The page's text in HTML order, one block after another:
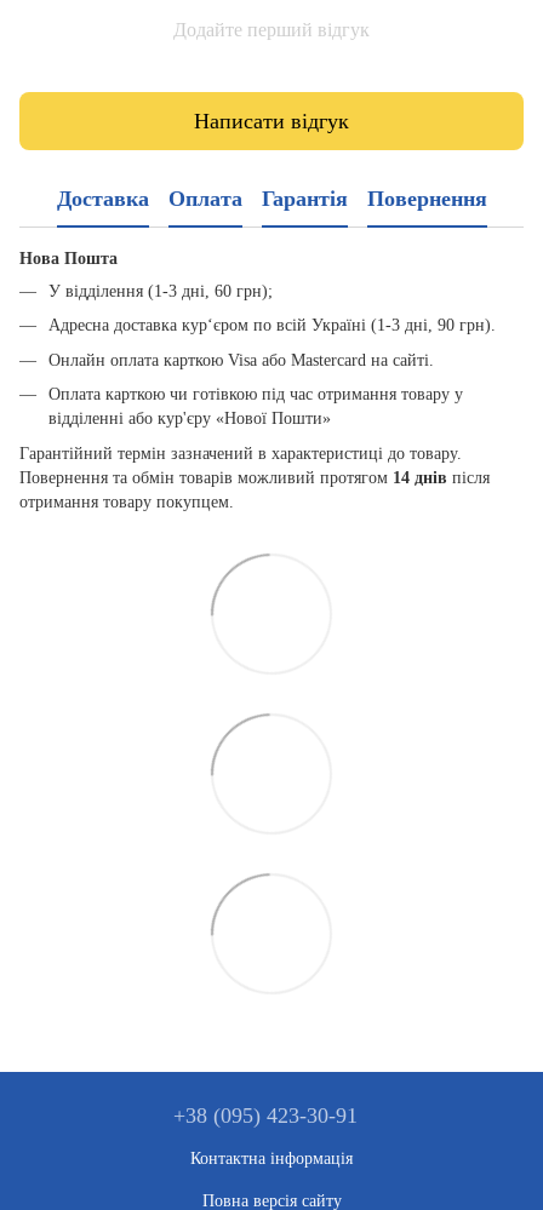
Додайте перший відгук
Написати відгук
Доставка Оплата Гарантія Повернення
Нова Пошта
У відділення (1-3 дні, 60 грн);
Адресна доставка кур‘єром по всій Україні (1-3 дні, 90 грн).
Онлайн оплата карткою Visa або Mastercard на сайті.
Оплата карткою чи готівкою під час отримання товару у
відділенні або кур'єру «Нової Пошти»
Гарантійний термін зазначений в характеристиці до товару.
Повернення та обмін товарів можливий протягом 14 днів після
отримання товару покупцем.
+38 (095) 423-30-91
Контактна інформація
Повна версія сайту